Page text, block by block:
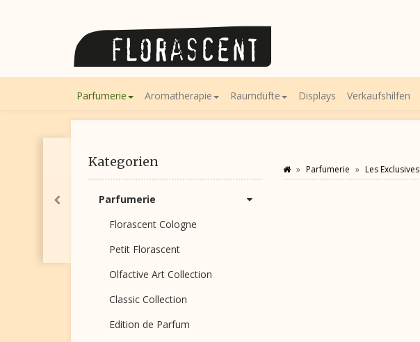
Parfumerie Aromatherapie Raumdüfte Displays Verkaufshilfen
Parfumerie Les Exclusives
Kategorien
Parfumerie
Florascent Cologne
Petit Florascent
Olfactive Art Collection
Classic Collection
Edition de Parfum